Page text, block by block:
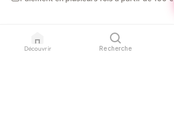
Découvrir Recherche